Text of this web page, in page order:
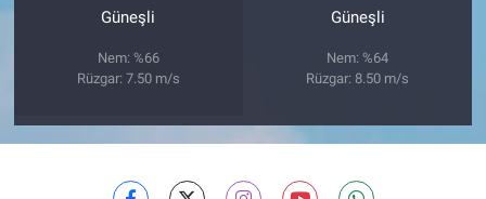
Güneşli
Nem: %66
Rüzgar: 7.50 m/s
Güneşli
Nem: %64
Rüzgar: 8.50 m/s